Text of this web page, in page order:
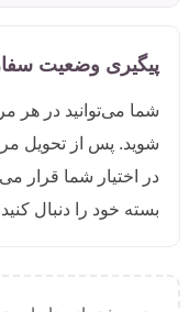
پیگیری وضعیت
شما می‌توانید در
شوید. پس از تحویل
در اختیار شما قرار
بسته خود را دنبال